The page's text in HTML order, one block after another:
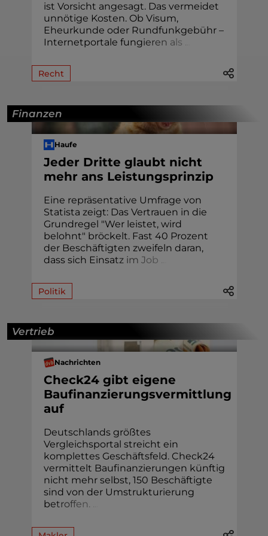
ist Vorsicht angesagt. Das vermeidet
unnötige Kosten. Ob Visum,
Eheur­kunde oder Rund­funk­gebühr –
Internetportale fungieren als
Recht
Finanzen
Haufe
Jeder Dritte glaubt nicht
mehr ans Leistungsprinzip
Eine repräsentative Umfrage von
Statista zeigt: Das Vertrauen in die
Grundregel "Wer leistet, wird
belohnt" bröckelt. Fast 40 Prozent
der Beschäftigten zweifeln daran,
dass sich Einsatz im Job
Politik
Vertrieb
Nachrichten
Check24 gibt eigene
Baufinanzierungsvermittlung
auf
Deutschlands größtes
Vergleichsportal streicht ein
komplettes Geschäftsfeld. Check24
vermittelt Baufinanzierungen künftig
nicht mehr selbst, 150 Beschäftigte
sind von der Umstrukturierung
betroffen.